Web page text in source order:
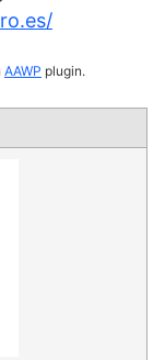
AAWP plugin.